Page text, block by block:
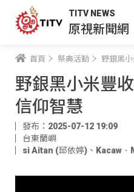
TITV NEWS
原視新聞網
首頁 祭典活動 野銀黑
野銀黑小米豐
信仰智慧
發布：2025-07-12 19:09
台東蘭嶼
si Aitan (邱依婷) 、 Kacaw．